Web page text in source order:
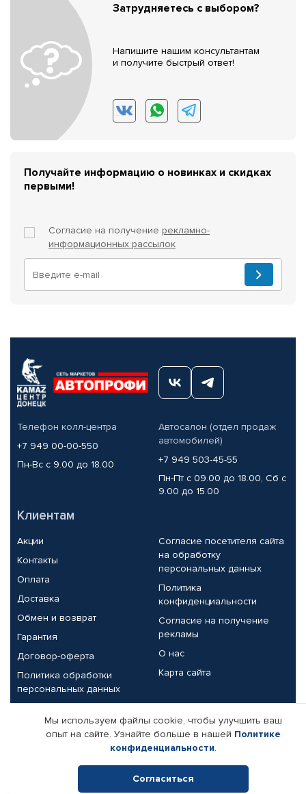
Затрудняетесь с выбором?
Напишите нашим консультантам
и получите быстрый ответ!
Получайте информацию о новинках и скидках
первыми!
Согласие на получение рекламно-
информационных рассылок
Телефон колл-центра
+7 949 00-00-550
Пн-Вс с 9.00 до 18.00
Автосалон (отдел продаж
автомобилей)
+7 949 503-45-55
Пн-Пт с 09.00 до 18.00, Сб с
9.00 до 15.00
Клиентам
Акции
Контакты
Оплата
Доставка
Обмен и возврат
Гарантия
Договор-оферта
Политика обработки
персональных данных
Согласие посетителя сайта
на обработку
персональных данных
Политика
конфиденциальности
Согласие на получение
рекламы
О нас
Карта сайта
Партнерам
Корпоративным клиентам
Поставщикам
Реквизиты компании
Мы используем файлы cookie, чтобы улучшить ваш
опыт на сайте. Узнайте больше в нашей Политике
конфиденциальности.
Согласиться